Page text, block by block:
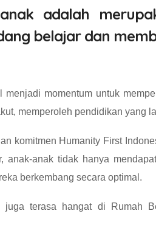
anak adalah
belajar dan
menjadi momentum untuk
memperoleh pendidikan yang
komitmen Humanity First
anak-anak tidak hanya
berkembang secara optimal.
juga terasa hangat di Rumah